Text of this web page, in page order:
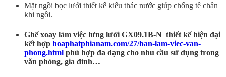
Mặt ngồi bọc lưới thiết kế kiểu thác nước giúp chống tê chân
khi ngồi.
Ghế xoay làm việc lưng lưới GX09.1B-N thiết kế hiện đại
kết hợp hoaphatphianam.com/27/ban-lam-viec-van-
phong.html phù hợp đa dạng cho nhu cầu sử dụng trong
văn phòng, gia đình…